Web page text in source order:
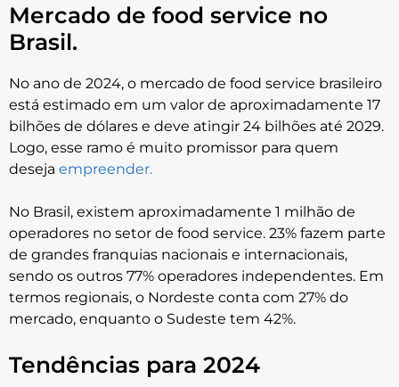
Mercado de food service no
Brasil.
No ano de 2024, o mercado de food service brasileiro
está estimado em um valor de aproximadamente 17
bilhões de dólares e deve atingir 24 bilhões até 2029.
Logo, esse ramo é muito promissor para quem
deseja empreender.
No Brasil, existem aproximadamente 1 milhão de
operadores no setor de food service. 23% fazem parte
de grandes franquias nacionais e internacionais,
sendo os outros 77% operadores independentes. Em
termos regionais, o Nordeste conta com 27% do
mercado, enquanto o Sudeste tem 42%.
Tendências para 2024